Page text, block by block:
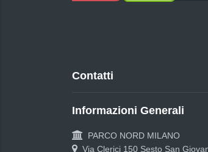
Contatti
Informazioni Generali
PARCO NORD MILANO
Via Clerici 150 Sesto San